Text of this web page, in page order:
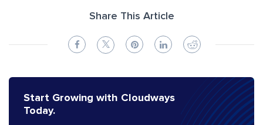
Share This Article
Start Growing with Cloudways
Today.